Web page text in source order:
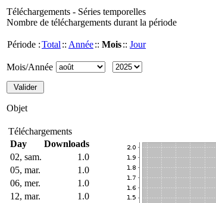
Téléchargements - Séries temporelles
Nombre de téléchargements durant la période
Période :Total :: Année:: Mois:: Jour
Mois/Année
Objet
Téléchargements
Day
Downloads
02, sam.
1.0
05, mar.
1.0
06, mer.
1.0
12, mar.
1.0